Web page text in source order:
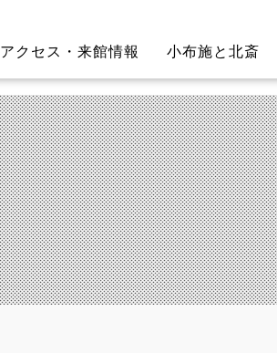
アクセス・来館情報 小布施と北斎